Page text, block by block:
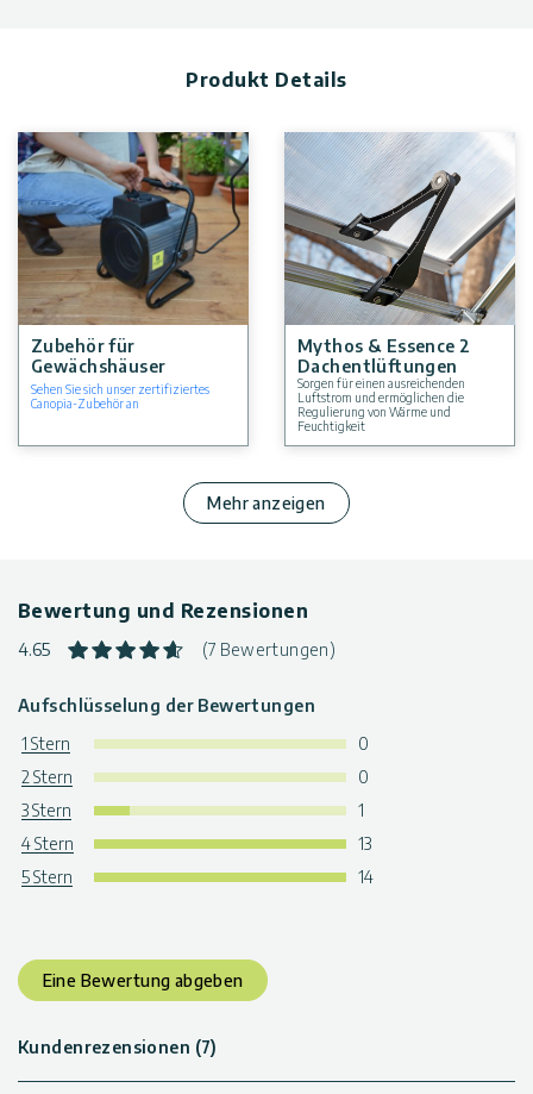
Produkt Details
Zubehör für
Gewächshäuser
Sehen Sie sich unser zertifiziertes
Canopia-Zubehör an
Mythos & Essence 2
Dachentlüftungen
Sorgen für einen ausreichenden
Luftstrom und ermöglichen die
Regulierung von Wärme und
Feuchtigkeit
Mehr anzeigen
Bewertung und Rezensionen
4.65 (7 Bewertungen)
Aufschlüsselung der Bewertungen
1 Stern
0
2 Stern
0
3 Stern
1
4 Stern
13
5 Stern
14
Eine Bewertung abgeben
Kundenrezensionen (7)